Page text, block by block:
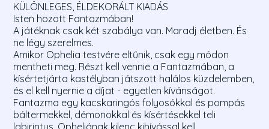
KÜLÖNLEGES, ÉLDEKORÁLT KIADÁS
Isten hozott Fantazmában!
A játéknak csak két szabálya van. Maradj életben. És
ne légy szerelmes.
Amikor Ophelia testvére eltűnik, csak egy módon
mentheti meg. Részt kell vennie a Fantazmában, a
kísértetjárta kastélyban játszott halálos küzdelemben,
és el kell nyernie a díjat - egyetlen kívánságot.
Fantazma egy kacskaringós folyosókkal és pompás
báltermekkel, démonokkal és kísértésekkel teli